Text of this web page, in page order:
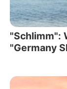
"Schlimm":
"Germany